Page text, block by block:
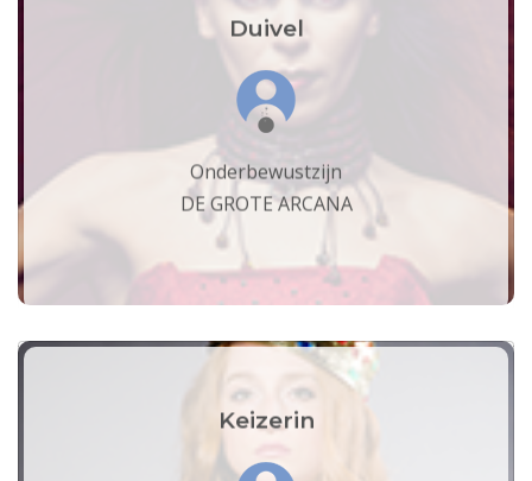
Duivel
Onderbewustzijn
DE GROTE ARCANA
Keizerin